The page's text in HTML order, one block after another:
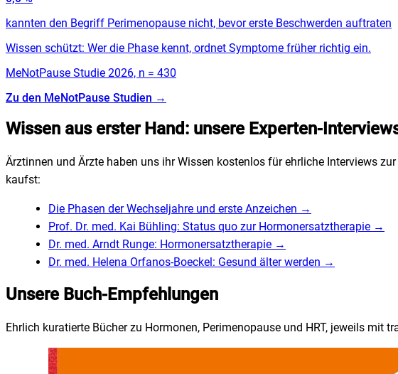
kannten den Begriff Perimenopause nicht, bevor erste Beschwerden auftraten
Wissen schützt: Wer die Phase kennt, ordnet Symptome früher richtig ein.
MeNotPause Studie 2026, n = 430
Zu den MeNotPause Studien →
Wissen aus erster Hand: unsere Experten-
Ärztinnen und Ärzte haben uns ihr Wissen kostenlos für ehrliche Interviews
kaufst:
Die Phasen der Wechseljahre und erste Anzeichen →
Prof. Dr. med. Kai Bühling: Status quo zur Hormonersatztherapie →
Dr. med. Arndt Runge: Hormonersatztherapie →
Dr. med. Helena Orfanos-Boeckel: Gesund älter werden →
Unsere Buch-Empfehlungen
Ehrlich kuratierte Bücher zu Hormonen, Perimenopause und HRT, jeweils mit